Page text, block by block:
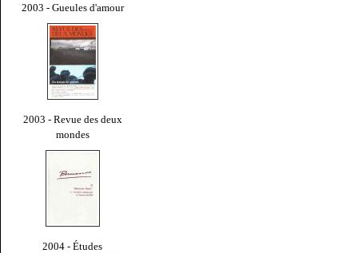
2003 - Gueules d'amour
2003 - Revue des deux
mondes
2004 - Études